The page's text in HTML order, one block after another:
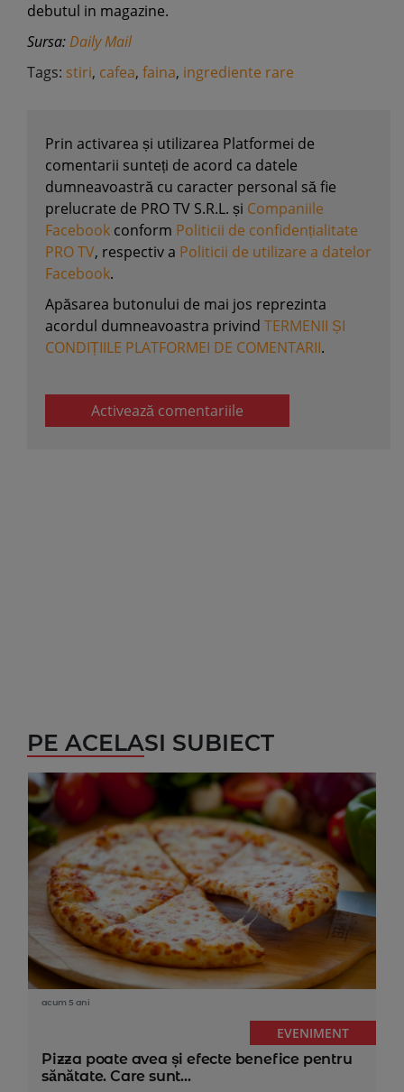
debutul in magazine.
Sursa:Daily Mail
Tags: stiri, cafea, faina, ingrediente rare
Prin activarea și utilizarea Platformei de
comentarii sunteți de acord ca datele
dumneavoastră cu caracter personal să fie
prelucrate de PRO TV S.R.L. și Companiile
Facebook conform Politicii de confidențialitate
PRO TV, respectiv a Politicii de utilizare a datelor
Facebook.
Apăsarea butonului de mai jos reprezinta
acordul dumneavoastra privind TERMENII ȘI
CONDIȚIILE PLATFORMEI DE COMENTARII.
Activează comentariile
PE ACELASI SUBIECT
acum 5 ani
EVENIMENT
Pizza poate avea și efecte benefice pentru
sănătate. Care sunt...